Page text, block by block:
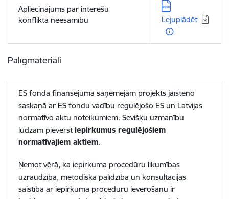
Apliecinājums par interešu
konflikta neesamību
Lejupielādēt:
Lejuplādēt
Palīgmateriāli
ES fonda finansējuma saņēmējam projekts jāīsteno
saskaņā ar ES fondu vadību regulējošo ES un Latvijas
normatīvo aktu noteikumiem. Sevišķu uzmanību
lūdzam pievērstiepirkumus regulējošiem
normatīvajiem aktiem.
Ņemot vērā, ka iepirkuma procedūru likumības
uzraudzība, metodiskā palīdzība un konsultācijas
saistībā ar iepirkuma procedūru ievērošanu ir